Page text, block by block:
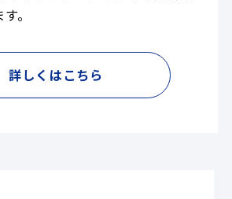
。
詳しくはこちら